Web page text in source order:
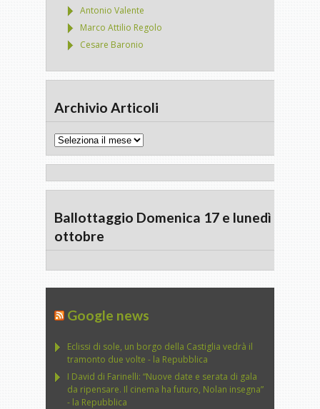
Antonio Valente
Marco Attilio Regolo
Cesare Baronio
Archivio Articoli
Archivio
Ballottaggio Domenica 17 e lunedì 18
ottobre
Google news
Eclissi di sole, un borgo della Castiglia vedrà il
tramonto due volte - la Repubblica
I David di Farinelli: “Nuove date e serata di gala
da ripensare. Il cinema ha futuro, Nolan insegna”
- la Repubblica